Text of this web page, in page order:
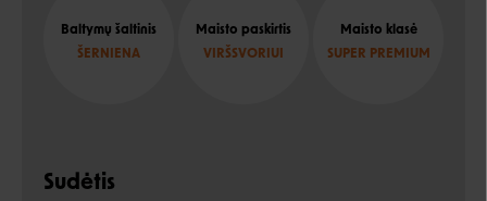
Baltymų šaltinis
ŠERNIENA
Maisto paskirtis
VIRŠSVORIUI
Maisto klasė
SUPER PREMIUM
Sudėtis